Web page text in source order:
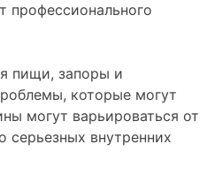
профессионального
пищи, запоры и
которые могут
могут варьироваться от
серьезных внутренних